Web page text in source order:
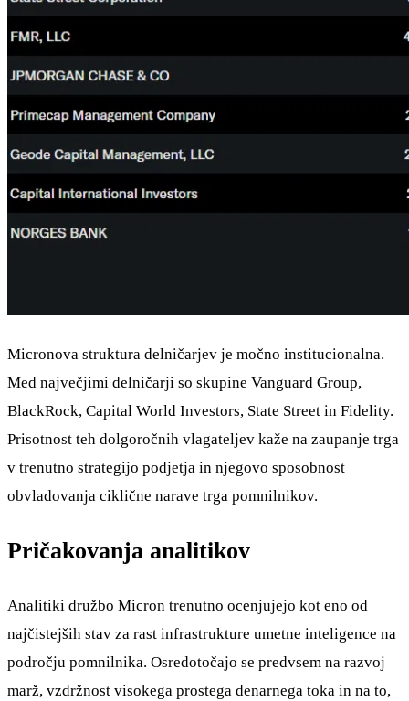
Micronova struktura delničarjev je močno institucionalna.
Med največjimi delničarji so skupine Vanguard Group,
BlackRock, Capital World Investors, State Street in Fidelity.
Prisotnost teh dolgoročnih vlagateljev kaže na zaupanje trga
v trenutno strategijo podjetja in njegovo sposobnost
obvladovanja ciklične narave trga pomnilnikov.
Pričakovanja analitikov
Analitiki družbo Micron trenutno ocenjujejo kot eno od
najčistejših stav za rast infrastrukture umetne inteligence na
področju pomnilnika. Osredotočajo se predvsem na razvoj
marž, vzdržnost visokega prostega denarnega toka in na to,